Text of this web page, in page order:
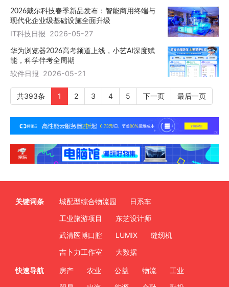
2026戴尔科技春季新品发布：智能商用终端与
现代化企业级基础设施全面升级
IT科技日报 2026-05-27
华为浏览器2026高考频道上线，小艺AI深度赋
能，科学伴考全周期
软件日报 2026-05-21
共393条 1 2 3 4 5 下一页 最后一页
关键词条 城配型综合物流园
日系车
工业旅游项目
东芝设计师
武清医博口腔
LUMIX
缝纫机
吉卜力工作室
大数据
快速导航 房产 农业 公益 物流
工业